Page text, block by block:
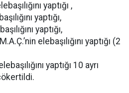
yaptığı ,
yaptığı,
yaptığı,
elebaşılığını yaptığı (2
yaptığı 10 ayrı